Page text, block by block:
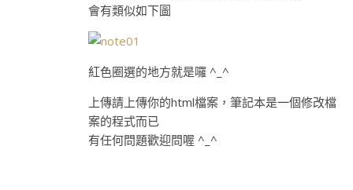
會有類似如下圖
紅色圈選的地方就是囉 ^_^
上傳請上傳你的html檔案，筆記本是一個修改檔
案的程式而已
有任何問題歡迎問喔 ^_^